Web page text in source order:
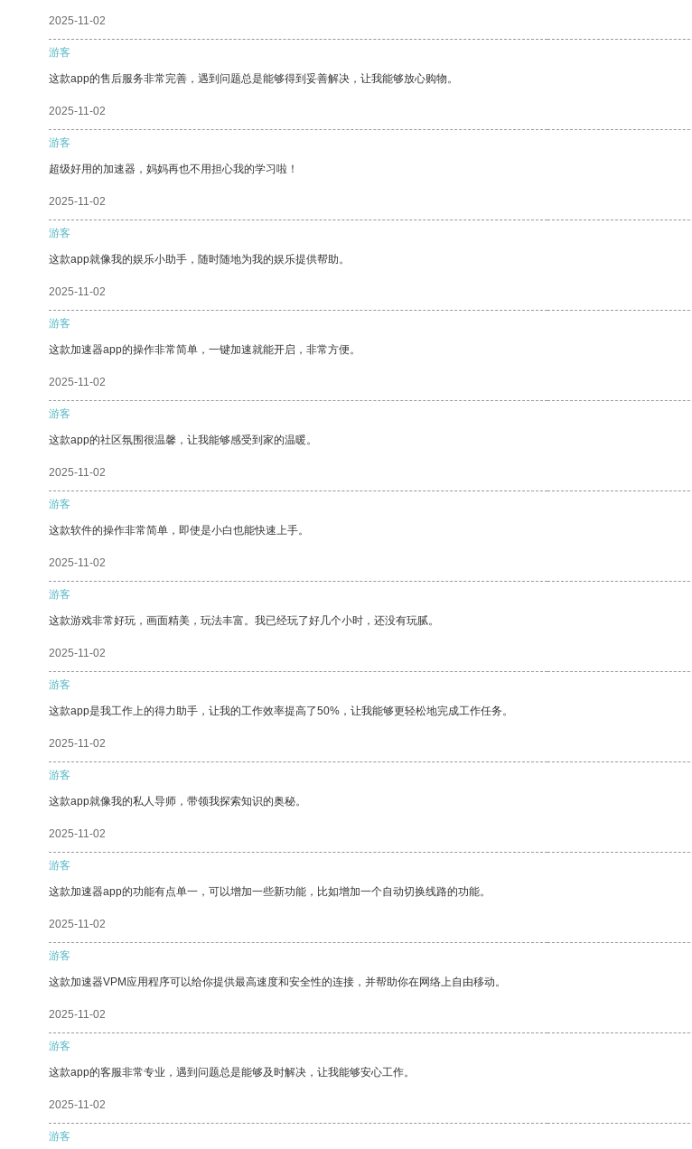
2025-11-02
游客
这款app的售后服务非常完善，遇到问题总是能够得到妥善解决，让我能够放心购物。
2025-11-02
游客
超级好用的加速器，妈妈再也不用担心我的学习啦！
2025-11-02
游客
这款app就像我的娱乐小助手，随时随地为我的娱乐提供帮助。
2025-11-02
游客
这款加速器app的操作非常简单，一键加速就能开启，非常方便。
2025-11-02
游客
这款app的社区氛围很温馨，让我能够感受到家的温暖。
2025-11-02
游客
这款软件的操作非常简单，即使是小白也能快速上手。
2025-11-02
游客
这款游戏非常好玩，画面精美，玩法丰富。我已经玩了好几个小时，还没有玩腻。
2025-11-02
游客
这款app是我工作上的得力助手，让我的工作效率提高了50%，让我能够更轻松地完成工作任务。
2025-11-02
游客
这款app就像我的私人导师，带领我探索知识的奥秘。
2025-11-02
游客
这款加速器app的功能有点单一，可以增加一些新功能，比如增加一个自动切换线路的功能。
2025-11-02
游客
这款加速器VPM应用程序可以给你提供最高速度和安全性的连接，并帮助你在网络上自由移动。
2025-11-02
游客
这款app的客服非常专业，遇到问题总是能够及时解决，让我能够安心工作。
2025-11-02
游客